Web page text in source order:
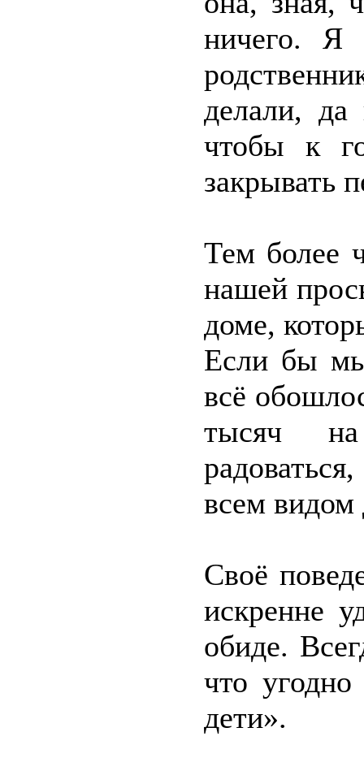
ничего. Я
делали,
чтобы к
закрывать
Тем более
нашей
доме,
Если бы
всё
тысяч
всем видом
Своё
искренне
обиде.
что
дети».